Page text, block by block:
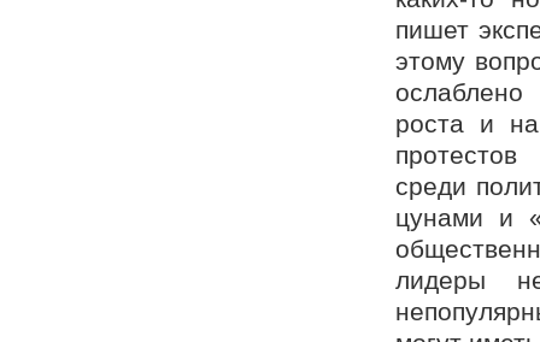
пишет
этому
роста и
среди
цунами и
лидеры